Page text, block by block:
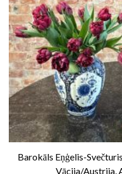
Barokāls Eņģelis-
Vācija/Austrija,